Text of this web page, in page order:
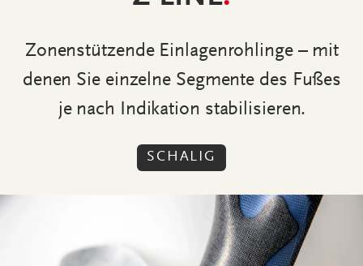
Zonenstützende Einlagenrohlinge – mit
denen Sie einzelne Segmente des Fußes
je nach Indikation stabilisieren.
SCHALIG